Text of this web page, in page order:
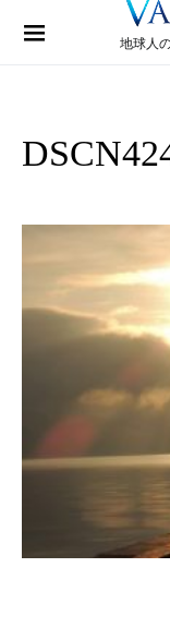
地球人
Search for: